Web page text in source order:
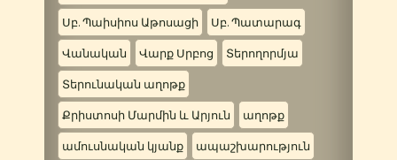
Սբ. Պաիսիոս Աթոսացի Սբ. Պատարագ
Վանական Վարք Սրբոց Տերողորմյա
Տերունական աղոթք
Քրիստոսի Մարմին և Արյուն աղոթք
ամուսնական կյանք ապաշխարություն